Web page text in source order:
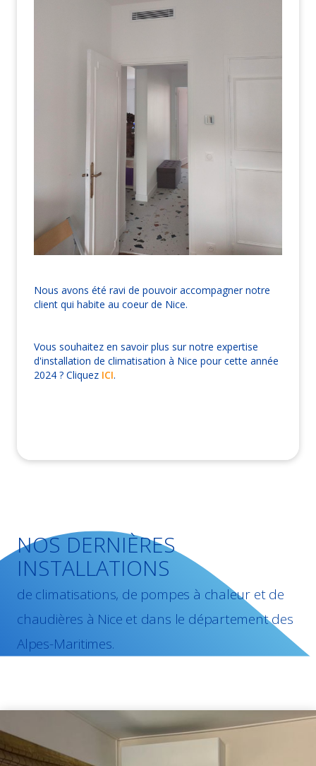
Nous avons été ravi de pouvoir accompagner notre
client qui habite au coeur de Nice.
Vous souhaitez en savoir plus sur notre expertise
d'installation de climatisation à Nice pour cette année
2024 ? Cliquez ICI.
NOS DERNIÈRES
INSTALLATIONS
de climatisations, de pompes à chaleur et de
chaudières à Nice et dans le département des
Alpes-Maritimes.